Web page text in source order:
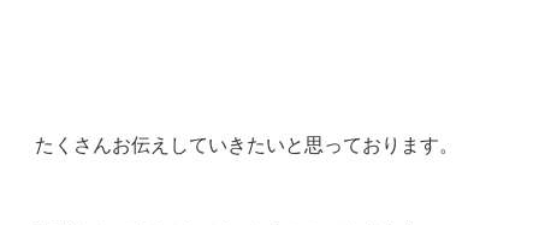
たくさんお伝えしていきたいと思っております。